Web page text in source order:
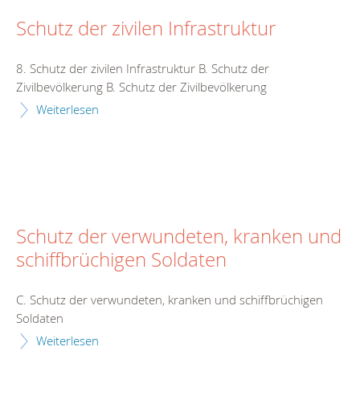
Schutz der zivilen Infrastruktur
8. Schutz der zivilen Infrastruktur B. Schutz der
Zivilbevölkerung B. Schutz der Zivilbevölkerung
Weiterlesen
Schutz der verwundeten, kranken und
schiffbrüchigen Soldaten
C. Schutz der verwundeten, kranken und schiffbrüchigen
Soldaten
Weiterlesen